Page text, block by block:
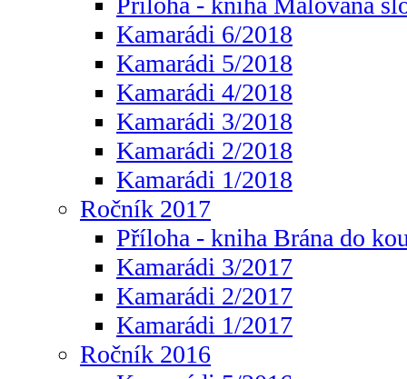
Kamarádi 6/2018
Kamarádi 5/2018
Kamarádi 4/2018
Kamarádi 3/2018
Kamarádi 2/2018
Kamarádi 1/2018
Ročník 2017
Příloha - kniha Brána do
Kamarádi 3/2017
Kamarádi 2/2017
Kamarádi 1/2017
Ročník 2016